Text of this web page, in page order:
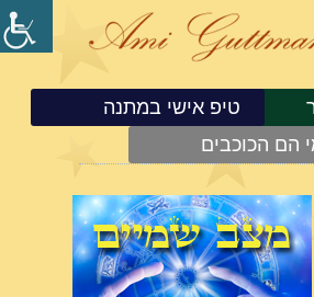
טיפ אישי במתנה
הם הכוכבים